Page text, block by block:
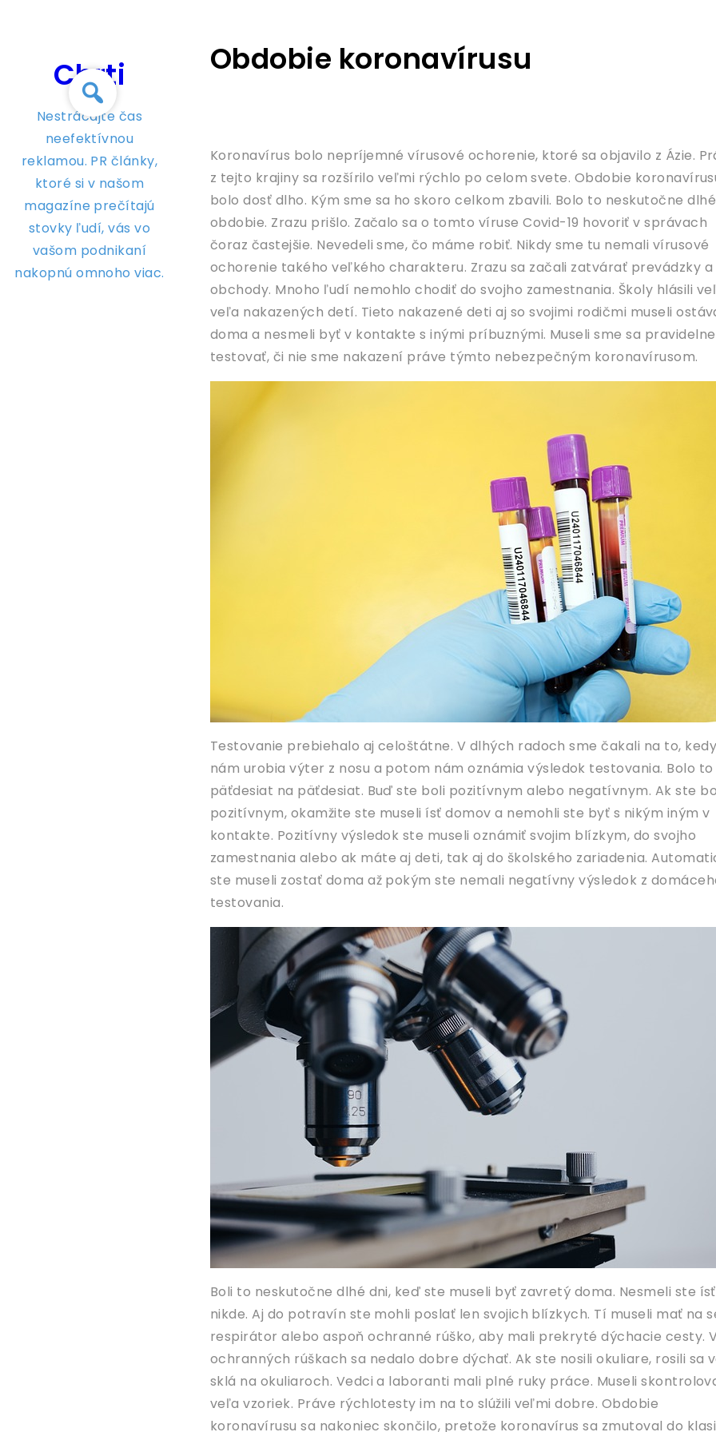
Chrti
Nestrácajte čas
neefektívnou
reklamou. PR články,
ktoré si v našom
magazíne prečítajú
stovky ľudí, vás vo
vašom podnikaní
nakopnú omnoho viac.
Obdobie koronavírusu
Koronavírus bolo nepríjemné vírusové ochorenie, ktoré sa objavilo z Ázie.
z tejto krajiny sa rozšírilo veľmi rýchlo po celom svete. Obdobie
bolo dosť dlho. Kým sme sa ho skoro celkom zbavili. Bolo to neskutočne dlhé
obdobie. Zrazu prišlo. Začalo sa o tomto víruse Covid-19 hovoriť v správach
čoraz častejšie. Nevedeli sme, čo máme robiť. Nikdy sme tu nemali vírusové
ochorenie takého veľkého charakteru. Zrazu sa začali zatvárať prevádzky a
obchody. Mnoho ľudí nemohlo chodiť do svojho zamestnania. Školy hlásili
veľa nakazených detí. Tieto nakazené deti aj so svojimi rodičmi museli
doma a nesmeli byť v kontakte s inými príbuznými. Museli sme sa pravidelne
testovať, či nie sme nakazení práve týmto nebezpečným koronavírusom.
Testovanie prebiehalo aj celoštátne. V dlhých radoch sme čakali na to, kedy
nám urobia výter z nosu a potom nám oznámia výsledok testovania. Bolo to
päťdesiat na päťdesiat. Buď ste boli pozitívnym alebo negatívnym. Ak ste
pozitívnym, okamžite ste museli ísť domov a nemohli ste byť s nikým iným v
kontakte. Pozitívny výsledok ste museli oznámiť svojim blízkym, do svojho
zamestnania alebo ak máte aj deti, tak aj do školského zariadenia.
ste museli zostať doma až pokým ste nemali negatívny výsledok z
testovania.
Boli to neskutočne dlhé dni, keď ste museli byť zavretý doma. Nesmeli ste ísť
nikde. Aj do potravín ste mohli poslať len svojich blízkych. Tí museli mať na
respirátor alebo aspoň ochranné rúško, aby mali prekryté dýchacie cesty.
ochranných rúškach sa nedalo dobre dýchať. Ak ste nosili okuliare, rosili sa
sklá na okuliaroch. Vedci a laboranti mali plné ruky práce. Museli
veľa vzoriek. Práve rýchlotesty im na to slúžili veľmi dobre. Obdobie
koronavírusu sa nakoniec skončilo, pretože koronavírus sa zmutoval do